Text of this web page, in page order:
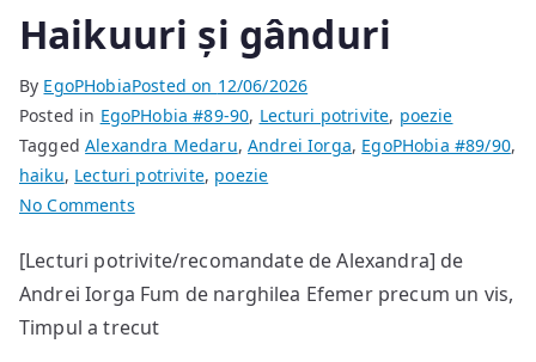
Haikuuri și gânduri
By EgoPHobiaPosted on 12/06/2026
Posted in EgoPHobia #89-90, Lecturi potrivite, poezie
TaggedAlexandra Medaru,Andrei Iorga, EgoPHobia #89/90,
haiku, Lecturi potrivite, poezie
No Commentson
și
gânduri
[Lecturi potrivite/recomandate de Alexandra] de
Andrei Iorga Fum de narghilea Efemer precum un vis,
Timpul a trecut